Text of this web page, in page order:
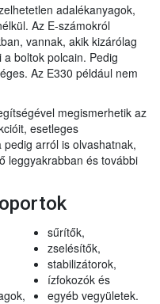
adalékanyagok,
Az E-számokról
vannak, akik kizárólag
boltok polcain. Pedig
Az E330 például nem
megismerhetik az
esetleges
arról is olvashatnak,
leggyakrabban és további
sűrítők,
zselésítők,
stabilizátorok,
ízfokozók és
egyéb vegyületek.